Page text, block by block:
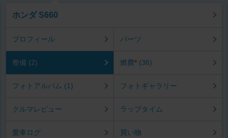
ホンダ S660
プロフィール パーツ
整備 (2) 燃費* (36)
フォトアルバム (1) フォトギャラリー
クルマレビュー ラップタイム
愛車ログ 買い物